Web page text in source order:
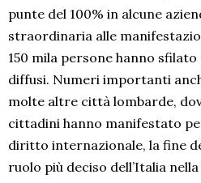
punte del 100% in alcune
straordinaria alle
150 mila persone hanno
diffusi. Numeri importanti
molte altre città lombarde,
cittadini hanno manifestato
diritto internazionale, la fine
ruolo più deciso dell’Italia